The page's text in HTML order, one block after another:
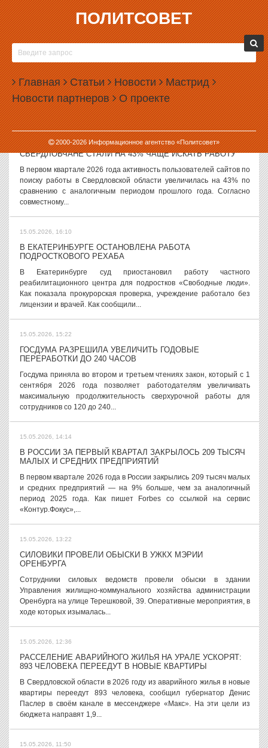
ПОЛИТСОВЕТ
Главная Статьи Новости Мастрид
Новости партнеров О проекте
2000-2026Информационное агентство «Политсовет»
15.05.2026, 17:59
СУД НА УРАЛЕ ОБЯЗАЛ ХОЗЯЕВ ОСЛА ВЫПЛАТИТЬ
КОМПЕНСАЦИЮ ЗА РАЗБИТЫЙ АВТОМОБИЛЬ
В Свердловской области суд взыскал с хозяев осла за ДТП,
которое животное спровоцировало под Ивделем. В мае 2025 года
на трассе «Лесозавод — Ивдель» осел, находившийся на
свободном выгуле,...
15.05.2026, 17:05
СВЕРДЛОВЧАНЕ СТАЛИ НА 43% ЧАЩЕ ИСКАТЬ РАБОТУ
В первом квартале 2026 года активность пользователей сайтов по
поиску работы в Свердловской области увеличилась на 43% по
сравнению с аналогичным периодом прошлого года. Согласно
совместному...
15.05.2026, 16:10
В ЕКАТЕРИНБУРГЕ ОСТАНОВЛЕНА РАБОТА
ПОДРОСТКОВОГО РЕХАБА
В Екатеринбурге суд приостановил работу частного
реабилитационного центра для подростков «Свободные люди».
Как показала прокурорская проверка, учреждение работало без
лицензии и врачей. Как сообщили...
15.05.2026, 15:22
ГОСДУМА РАЗРЕШИЛА УВЕЛИЧИТЬ ГОДОВЫЕ
ПЕРЕРАБОТКИ ДО 240 ЧАСОВ
Госдума приняла во втором и третьем чтениях закон, который с 1
сентября 2026 года позволяет работодателям увеличивать
максимальную продолжительность сверхурочной работы для
сотрудников со 120 до 240...
15.05.2026, 14:14
В РОССИИ ЗА ПЕРВЫЙ КВАРТАЛ ЗАКРЫЛОСЬ 209 ТЫСЯЧ
МАЛЫХ И СРЕДНИХ ПРЕДПРИЯТИЙ
В первом квартале 2026 года в России закрылись 209 тысяч малых
и средних предприятий — на 9% больше, чем за аналогичный
период 2025 года. Как пишет Forbes со ссылкой на сервис
«Контур.Фокус»,...
15.05.2026, 13:22
СИЛОВИКИ ПРОВЕЛИ ОБЫСКИ В УЖКХ МЭРИИ
ОРЕНБУРГА
Сотрудники силовых ведомств провели обыски в здании
Управления жилищно-коммунального хозяйства администрации
Оренбурга на улице Терешковой, 39. Оперативные мероприятия, в
ходе которых изымалась...
15.05.2026, 12:36
РАССЕЛЕНИЕ АВАРИЙНОГО ЖИЛЬЯ НА УРАЛЕ УСКОРЯТ:
893 ЧЕЛОВЕКА ПЕРЕЕДУТ В НОВЫЕ КВАРТИРЫ
В Свердловской области в 2026 году из аварийного жилья в новые
квартиры переедут 893 человека, сообщил губернатор Денис
Паслер в своём канале в мессенджере «Макс». На эти цели из
бюджета направят 1,9...
15.05.2026, 11:50